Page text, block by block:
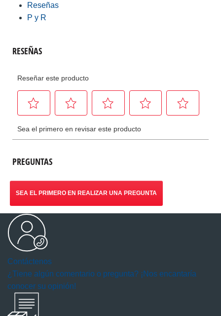
Reseñas
P y R
PREGUNTAS
SEA EL PRIMERO EN REALIZAR UNA PREGUNTA
Contáctenos
¿Tiene algún comentario o pregunta? ¡Nos encantaría
conocer su opinión!